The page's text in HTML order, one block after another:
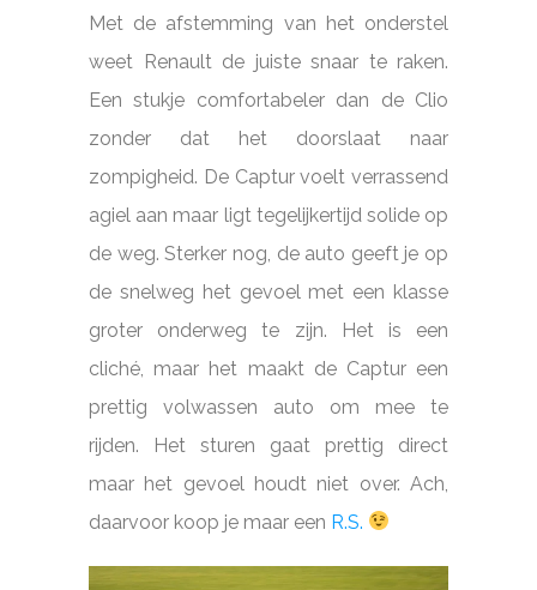
Met de afstemming van het onderstel
weet Renault de juiste snaar te raken.
Een stukje comfortabeler dan de Clio
zonder dat het doorslaat naar
zompigheid. De Captur voelt verrassend
agiel aan maar ligt tegelijkertijd solide op
de weg. Sterker nog, de auto geeft je op
de snelweg het gevoel met een klasse
groter onderweg te zijn. Het is een
cliché, maar het maakt de Captur een
prettig volwassen auto om mee te
rijden. Het sturen gaat prettig direct
maar het gevoel houdt niet over. Ach,
daarvoor koop je maar een R.S.